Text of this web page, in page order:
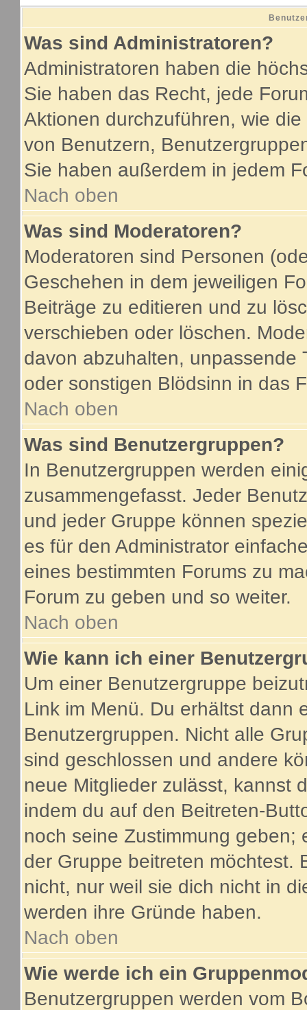
Was sind Administratoren?
Administratoren haben die
Sie haben das Recht, jede
Aktionen durchzuführen, wie
von Benutzern,
Sie haben außerdem in jedem
Nach oben
Was sind Moderatoren?
Moderatoren sind Personen
Geschehen in dem jeweiligen
Beiträge zu editieren und zu
verschieben oder löschen.
davon abzuhalten, unpassende
oder sonstigen Blödsinn in das
Nach oben
Was sind Benutzergruppen?
In Benutzergruppen werden
zusammengefasst. Jeder
und jeder Gruppe können
es für den Administrator
eines bestimmten Forums zu
Forum zu geben und so weiter.
Nach oben
Wie kann ich einer
Um einer Benutzergruppe
Link im Menü. Du erhältst dann
Benutzergruppen. Nicht alle
sind geschlossen und andere
neue Mitglieder zulässt, kannst
indem du auf den Beitreten-
noch seine Zustimmung geben;
der Gruppe beitreten möchtest.
nicht, nur weil sie dich nicht in
werden ihre Gründe haben.
Nach oben
Wie werde ich ein
Benutzergruppen werden vom